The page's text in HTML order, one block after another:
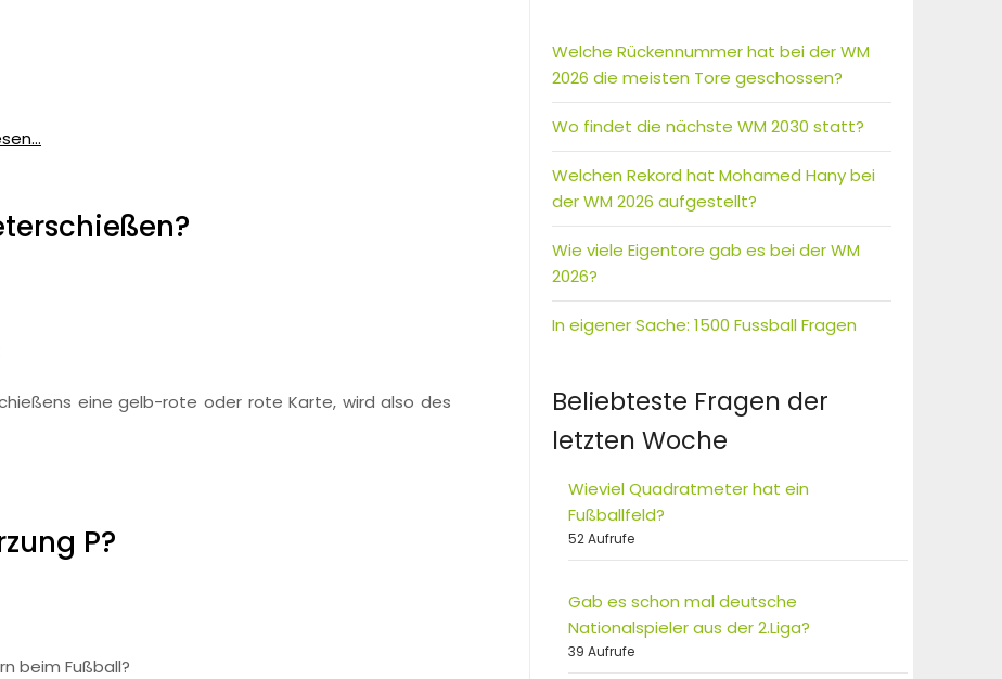
eine gelb-rote oder rote Karte, wird also des
P?
beim Fußball?
Welche Rückennummer hat bei der WM
2026 die meisten Tore geschossen?
Wo findet die nächste WM 2030 statt?
Welchen Rekord hat Mohamed Hany bei
der WM 2026 aufgestellt?
Wie viele Eigentore gab es bei der WM
2026?
In eigener Sache: 1500 Fussball Fragen
Beliebteste Fragen der
letzten Woche
Wieviel Quadratmeter hat ein
Fußballfeld?
52 Aufrufe
Gab es schon mal deutsche
Nationalspieler aus der 2.Liga?
39 Aufrufe